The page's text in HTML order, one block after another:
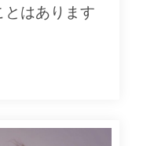
とはあります